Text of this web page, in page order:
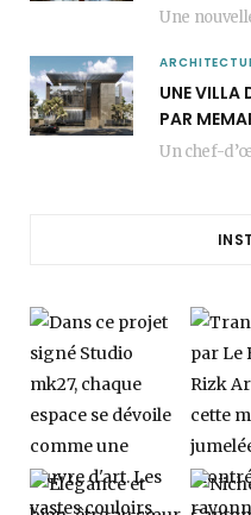
UNE VILLA
PAR